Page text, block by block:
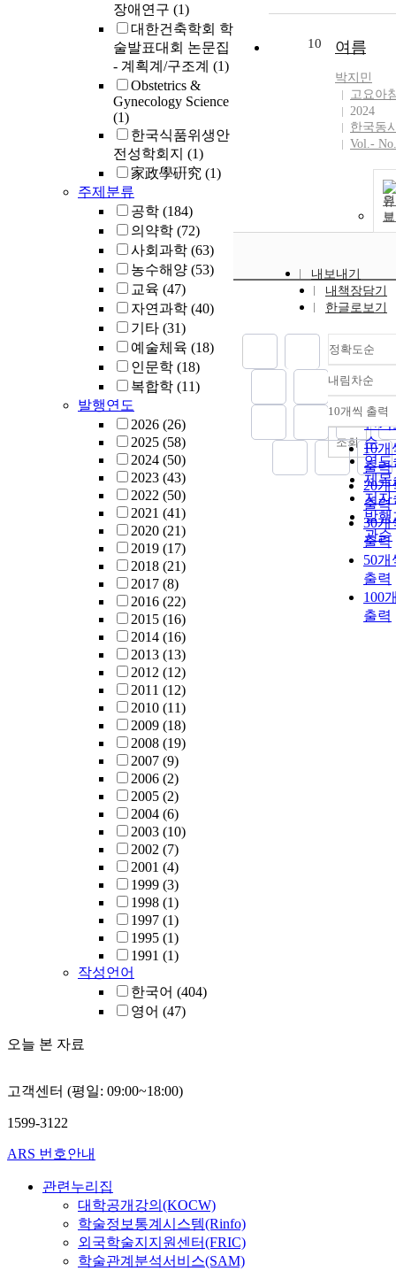
장애연구 (1)
대한건축학회 학
술발표대회 논문집
- 계획계/구조계 (1)
Obstetrics &
Gynecology Science
(1)
한국식품위생안
전성학회지 (1)
家政學硏究 (1)
주제분류
공학 (184)
의약학 (72)
사회과학 (63)
농수해양 (53)
교육 (47)
자연과학 (40)
기타 (31)
예술체육 (18)
인문학 (18)
복합학 (11)
발행연도
2026 (26)
2025 (58)
2024 (50)
2023 (43)
2022 (50)
2021 (41)
2020 (21)
2019 (17)
2018 (21)
2017 (8)
2016 (22)
2015 (16)
2014 (16)
2013 (13)
2012 (12)
2011 (12)
2010 (11)
2009 (18)
2008 (19)
2007 (9)
2006 (2)
2005 (2)
2004 (6)
2003 (10)
2002 (7)
2001 (4)
1999 (3)
1998 (1)
1997 (1)
1995 (1)
1991 (1)
작성언어
한국어 (404)
영어 (47)
오늘 본 자료
10 여름
박지민
고요아
2024
한국동
Vol.-
내보내기
내책장담기
한글로보기
정확도순
정확
순
인기
순
연도
제목
저자
발행
관순
내림차순
내
10개씩 출력
10개
출력
20개
출력
30개
출력
50개
출력
100
출력
조회
고객센터 (평일: 09:00~18:00)
1599-3122
ARS 번호안내
관련누리집
대학공개강의(KOCW)
학술정보통계시스템(Rinfo)
외국학술지지원센터(FRIC)
학술관계분석서비스(SAM)